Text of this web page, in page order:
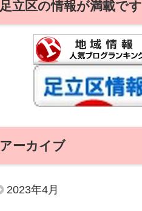
足立区の情報が満載です
アーカイブ
2023年4月